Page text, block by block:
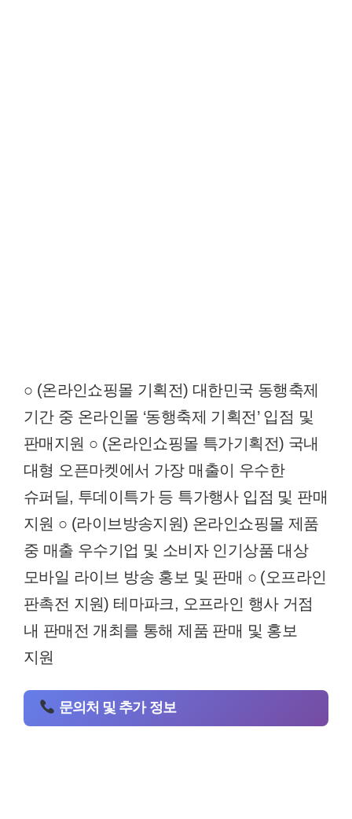
○ (온라인쇼핑몰 기획전) 대한민국 동행축제
기간 중 온라인몰 ‘동행축제 기획전’ 입점 및
판매지원 ○ (온라인쇼핑몰 특가기획전) 국내
대형 오픈마켓에서 가장 매출이 우수한
슈퍼딜, 투데이특가 등 특가행사 입점 및 판매
지원 ○ (라이브방송지원) 온라인쇼핑몰 제품
중 매출 우수기업 및 소비자 인기상품 대상
모바일 라이브 방송 홍보 및 판매 ○ (오프라인
판촉전 지원) 테마파크, 오프라인 행사 거점
내 판매전 개최를 통해 제품 판매 및 홍보
지원
문의처 및 추가 정보